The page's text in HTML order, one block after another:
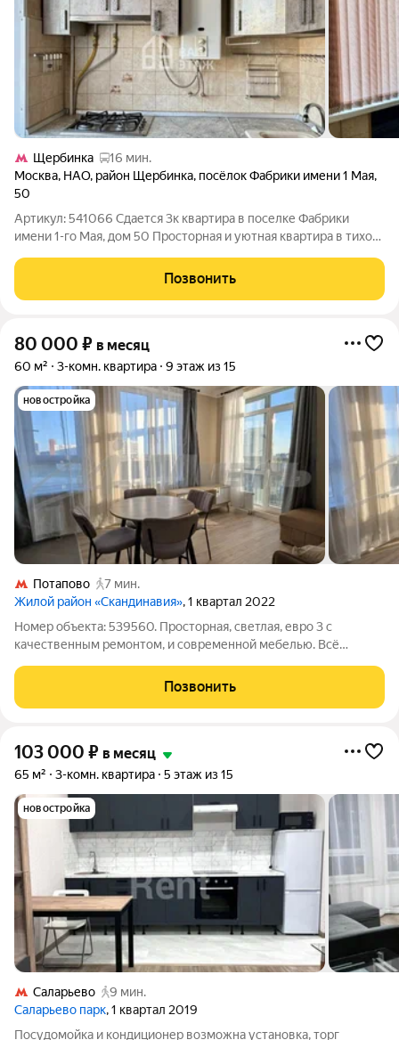
Щербинка
16 мин.
Москва, НАО, район Щербинка, посёлок Фабрики имени 1 Мая,
50
Артикул: 541066 Сдается 3к квартира в поселке Фабрики
имени 1-го Мая, дом 50 Просторная и уютная квартира в тихом
находится в хорошем состоянии, меблирован и готов к
Позвонить
80 000 ₽ в месяц
60 м² 3-комн. квартира 9 этаж из 15
новостройка
Потапово
7 мин.
Жилой район «Скандинавия», 1 квартал 2022
Номер объекта: 539560. Просторная, светлая, евро 3 с
качественным ремонтом, и современной мебелью. Всё
до мелочей. Квартира сдаётся впервые! Закрытый двор без
машин, благоустроенная территория,
Позвонить
103 000 ₽ в месяц
65 м² 3-комн. квартира 5 этаж из 15
новостройка
Саларьево
9 мин.
Саларьево парк, 1 квартал 2019
Посудомойка и кондиционер возможна установка, торг